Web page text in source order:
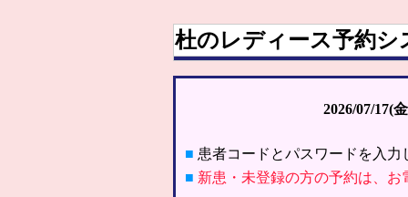
杜のレディース予約シ
2026/07/17(
■ 患者コードとパスワードを入
■ 新患・未登録の方の予約は、